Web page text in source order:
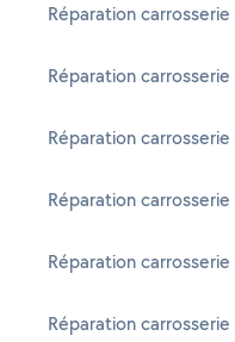
Réparation carrosserie
Réparation
Réparation
Réparation carrosserie
Réparation
Réparation